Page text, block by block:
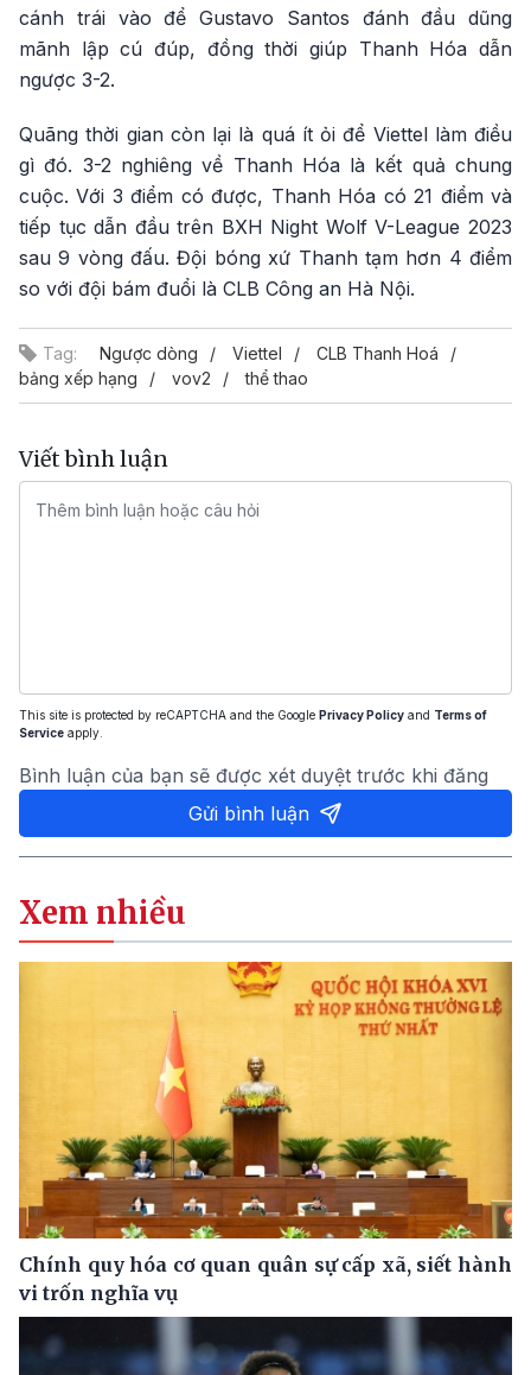
cánh trái vào để Gustavo Santos đánh đầu dũng
mãnh lập cú đúp, đồng thời giúp Thanh Hóa dẫn
ngược 3-2.
Quãng thời gian còn lại là quá ít ỏi để Viettel làm điều
gì đó. 3-2 nghiêng về Thanh Hóa là kết quả chung
cuộc. Với 3 điểm có được, Thanh Hóa có 21 điểm và
tiếp tục dẫn đầu trên BXH Night Wolf V-League 2023
sau 9 vòng đấu. Đội bóng xứ Thanh tạm hơn 4 điểm
so với đội bám đuổi là CLB Công an Hà Nội.
Tag: Ngược dòng Viettel
CLB Thanh Hoá
bảng xếp hạng
vov2 thể thao
Viết bình luận
This site is protected by reCAPTCHA and the Google Privacy Policy and Terms of
Service apply.
Bình luận của bạn sẽ được xét duyệt trước khi đăng
Gửi bình luận
Xem nhiều
Chính quy hóa cơ quan quân sự cấp xã, siết hành
vi trốn nghĩa vụ